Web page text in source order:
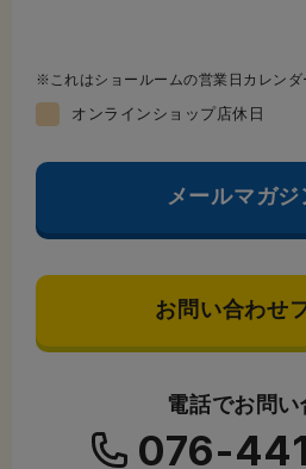
これはショールームの営業日カレンダ
オンラインショップ店休日
メールマガジ
お問い合わせ
電話でお問い
076-